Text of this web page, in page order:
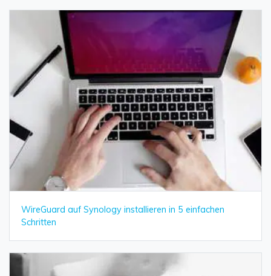
WireGuard auf Synology installieren in 5 einfachen
Schritten